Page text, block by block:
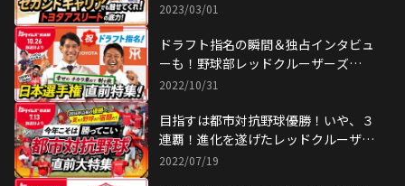
2023/03/01
ドラフト指名の瞬間＆独占インタビュ
ーも！野球部レッドクルーザーズ
が"幸せ"の量産中！
2022/10/31
目指すは都市対抗野球優勝！いや、３
連覇！進化を遂げたレッドクルーザー
ズ
2022/07/19